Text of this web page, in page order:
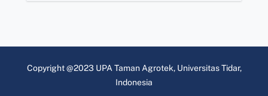
Copyright @2023 UPA Taman Agrotek, Universitas Tidar,
Indonesia